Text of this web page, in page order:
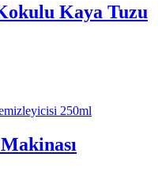
Kaya Tuzu